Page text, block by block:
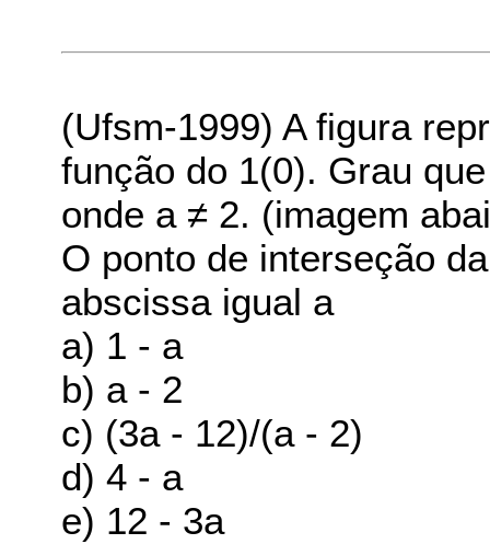
(Ufsm-1999) A figura
função do 1(0). Grau
onde a ≠ 2. (imagem
O ponto de interseção
abscissa igual a
a) 1 - a
b) a - 2
c) (3a - 12)/(a - 2)
d) 4 - a
e) 12 - 3a